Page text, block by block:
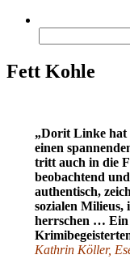
nach:
Fett Kohle
„Dorit Linke hat
einen
tritt auch in die
beobachtend
authentisch,
sozialen
herrschen … Ein
Kathrin Köller,